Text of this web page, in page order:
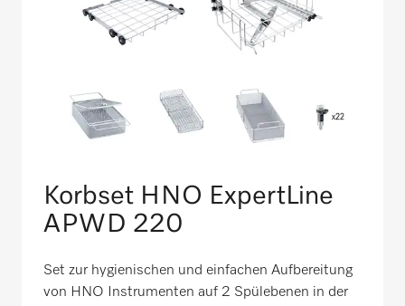
Korbset HNO ExpertLine
APWD 220
Set zur hygienischen und einfachen Aufbereitung
von HNO Instrumenten auf 2 Spülebenen in der